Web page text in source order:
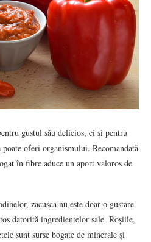
gustul său delicios, ci și pentru
oferi organismului. Recomandată
în fibre aduce un aport valoros de
zacusca nu este doar o gustare
datorită ingredientelor sale. Roșiile,
sunt surse bogate de minerale și